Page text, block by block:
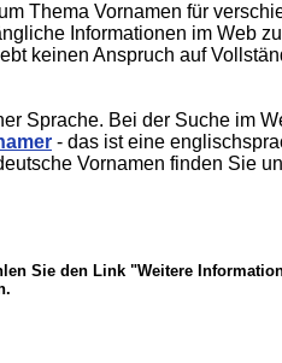
Thema Vornamen für
Informationen im Web
keinen Anspruch auf
Sprache. Bei der Suche im
- das ist eine
Vornamen finden Sie
Sie den Link "Weitere